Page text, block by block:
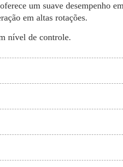
um suave desempenho
em altas rotações.
nível de controle.